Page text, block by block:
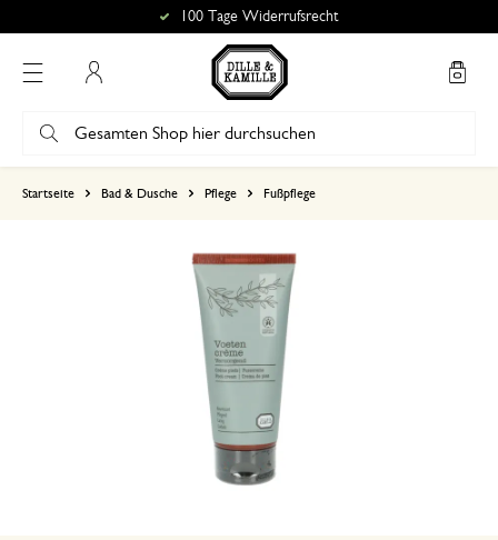
100 Tage Widerrufsrecht
Startseite Bad & Dusche Pflege Fußpflege